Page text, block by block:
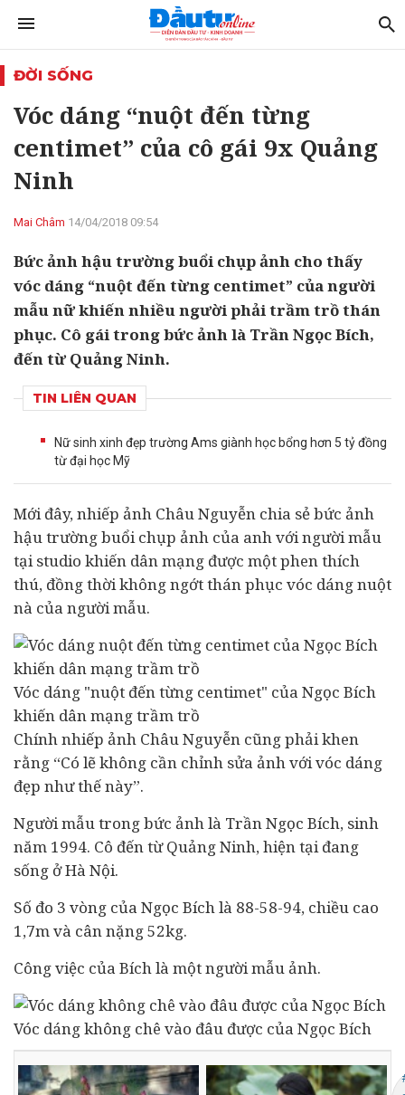
ĐỜI SỐNG
Vóc dáng “nuột đến từng
centimet” của cô gái 9x Quảng
Ninh
Mai Châm 14/04/2018 09:54
Bức ảnh hậu trường buổi chụp ảnh cho thấy
vóc dáng “nuột đến từng centimet” của người
mẫu nữ khiến nhiều người phải trầm trồ thán
phục. Cô gái trong bức ảnh là Trần Ngọc Bích,
đến từ Quảng Ninh.
TIN LIÊN QUAN
Nữ sinh xinh đẹp trường Ams giành học bổng hơn 5 tỷ đồng
từ đại học Mỹ
Mới đây, nhiếp ảnh Châu Nguyễn chia sẻ bức ảnh
hậu trường buổi chụp ảnh của anh với người mẫu
tại studio khiến dân mạng được một phen thích
thú, đồng thời không ngớt thán phục vóc dáng nuột
nà của người mẫu.
Vóc dáng "nuột đến từng centimet" của Ngọc Bích
khiến dân mạng trầm trồ
Chính nhiếp ảnh Châu Nguyễn cũng phải khen
rằng “Có lẽ không cần chỉnh sửa ảnh với vóc dáng
đẹp như thế này”.
Người mẫu trong bức ảnh là Trần Ngọc Bích, sinh
năm 1994. Cô đến từ Quảng Ninh, hiện tại đang
sống ở Hà Nội.
Số đo 3 vòng của Ngọc Bích là 88-58-94, chiều cao
1,7m và cân nặng 52kg.
Công việc của Bích là một người mẫu ảnh.
Vóc dáng không chê vào đâu được của Ngọc Bích